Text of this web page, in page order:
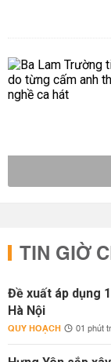
TIN GIỜ
Đề xuất áp dụng
Hà Nội
QUY HOẠCH 01 phút